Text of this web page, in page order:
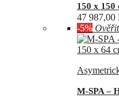
150 x 150
47 987,00
-5%
M-SPA –